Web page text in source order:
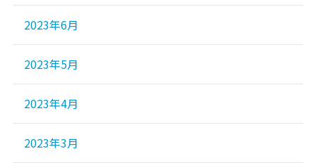
2023年6月
2023年5月
2023年4月
2023年3月